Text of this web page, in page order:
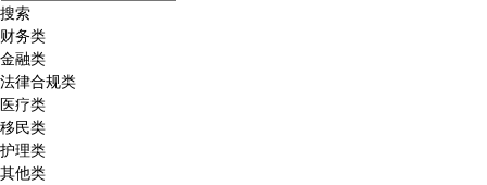
搜索
财务类
金融类
法律合规类
医疗类
移民类
护理类
其他类